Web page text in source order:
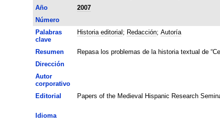
Año
2007
Número
Palabras
clave
Historia editorial ; Redacción; Autoría
Resumen
Repasa los problemas de la historia textual de
Dirección
Autor
corporativo
Editorial
Papers of the Medieval Hispanic Research
Idioma